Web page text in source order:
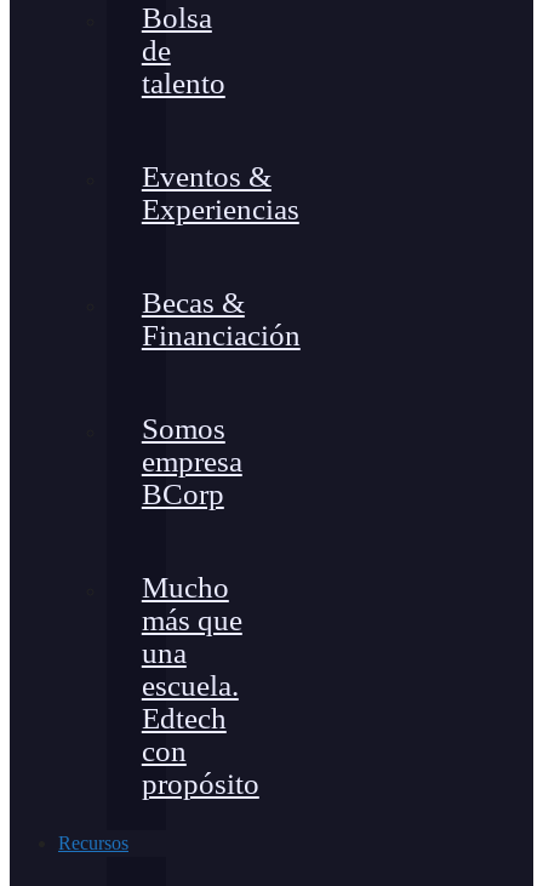
Bolsa
de
talento
Eventos &
Experiencias
Becas &
Financiación
Somos
empresa
BCorp
Mucho
más que
una
escuela.
Edtech
con
propósito
Recursos